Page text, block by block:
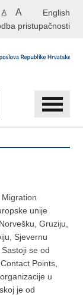
English
A A
pristupačnosti
unije
Gruziju,
Sjevernu
se od
Points,
u
je od